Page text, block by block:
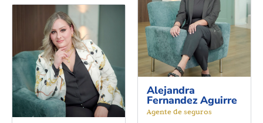
Alejandra
Fernandez Aguirre
Agente de seguros